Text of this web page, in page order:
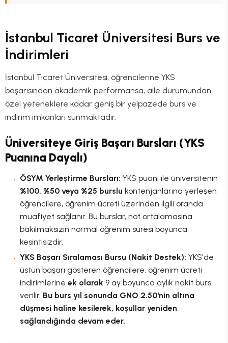
İstanbul Ticaret Üniversitesi Burs ve
İndirimleri
İstanbul Ticaret Üniversitesi, öğrencilerine YKS
başarısından akademik performansa, aile durumundan
özel yeteneklere kadar geniş bir yelpazede burs ve
indirim imkanları sunmaktadır.
Üniversiteye Giriş Başarı Bursları (YKS
Puanına Dayalı)
ÖSYM Yerleştirme Bursları: YKS puanı ile üniversitenin
%100, %50 veya %25 burslu kontenjanlarına yerleşen
öğrencilere, öğrenim ücreti üzerinden ilgili oranda
muafiyet sağlanır. Bu burslar, not ortalamasına
bakılmaksızın normal öğrenim süresi boyunca
kesintisizdir.
YKS Başarı Sıralaması Bursu (Nakit Destek): YKS'de
üstün başarı gösteren öğrencilere, öğrenim ücreti
indirimlerine ek olarak 9 ay boyunca aylık nakit burs
verilir. Bu burs yıl sonunda GNO 2.50'nin altına
düşmesi haline kesilerek, koşullar yeniden
sağlandığında devam eder.